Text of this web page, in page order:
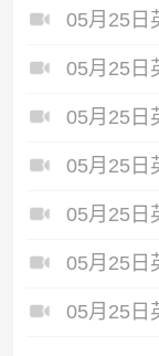
05月25日
05月25日